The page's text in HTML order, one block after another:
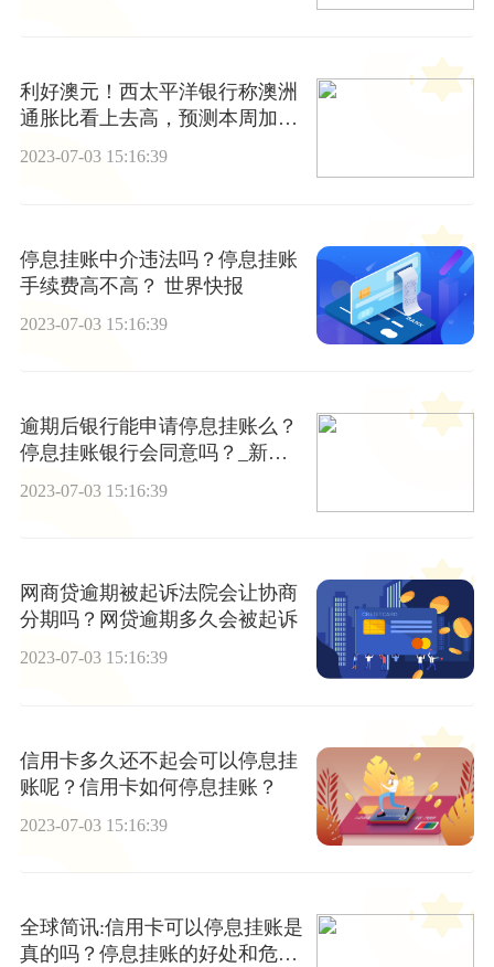
利好澳元！西太平洋银行称澳洲
通胀比看上去高，预测本周加息
25个基点
2023-07-03 15:16:39
停息挂账中介违法吗？停息挂账
手续费高不高？ 世界快报
2023-07-03 15:16:39
逾期后银行能申请停息挂账么？
停息挂账银行会同意吗？_新动
2023-07-03 15:16:39
网商贷逾期被起诉法院会让协商
分期吗？网贷逾期多久会被起诉
2023-07-03 15:16:39
信用卡多久还不起会可以停息挂
账呢？信用卡如何停息挂账？
2023-07-03 15:16:39
全球简讯:信用卡可以停息挂账是
真的吗？停息挂账的好处和危害